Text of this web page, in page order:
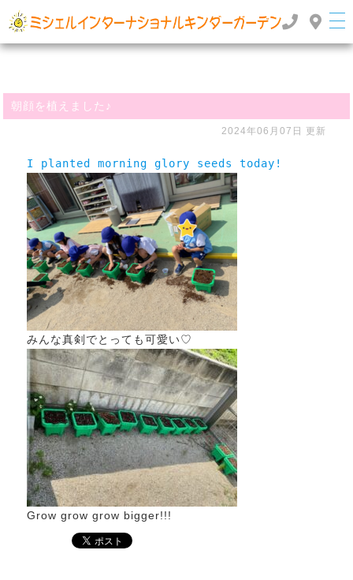
ーガーデン
TOP
朝顔を植えました♪
2024年06月07日 更新
みんな真剣でとっても可愛い♡
Grow grow grow bigger!!!